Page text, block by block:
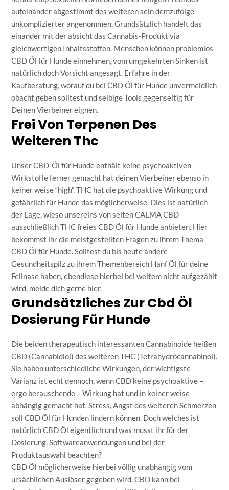
aufeinander abgestimmt des weiteren sein demzufolge
unkomplizierter angenommen. Grundsätzlich handelt das
einander mit der absicht das Cannabis-Produkt via
gleichwertigen Inhaltsstoffen. Menschen können problemlos
CBD Öl für Hunde einnehmen, vom umgekehrten Sinken ist
natürlich doch Vorsicht angesagt. Erfahre in der
Kaufberatung, worauf du bei CBD Öl für Hunde unvermeidlich
obacht geben solltest und selbige Tools gegenseitig für
Deinen Vierbeiner eignen.
Frei Von Terpenen Des
Weiteren Thc
Unser CBD-Öl für Hunde enthält keine psychoaktiven
Wirkstoffe ferner gemacht hat deinen Vierbeiner ebenso in
keiner weise “high”. THC hat die psychoaktive Wirkung und
gefährlich für Hunde das möglicherweise. Dies ist natürlich
der Lage, wieso unsereins von seiten CALMA CBD
ausschließlich THC freies CBD Öl für Hunde anbieten. Hier
bekommst ihr die meistgestellten Fragen zu ihrem Thema
CBD Öl für Hunde. Solltest du bis heute andere
Gesundheitspilz zu ihrem Themenbereich Hanf Öl für deine
Fellnase haben, ebendiese hierbei bei weitem nicht aufgezählt
wird, melde dich gerne hier.
Grundsätzliches Zur Cbd Öl
Dosierung Für Hunde
Die beiden therapeutisch interessanten Cannabinoide heißen
CBD (Cannabidiol) des weiteren THC (Tetrahydrocannabinol).
Sie haben unterschiedliche Wirkungen, der wichtigste
Varianz ist echt dennoch, wenn CBD keine psychoaktive –
ergo berauschende – Wirkung hat und in keiner weise
abhängig gemacht hat. Stress, Angst des weiteren Schmerzen
soll CBD Öl für Hunden lindern können. Doch welches ist
natürlich CBD Öl eigentlich und was musst ihr für der
Dosierung, Softwareanwendungen und bei der
Produktauswahl beachten?
CBD Öl möglicherweise hierbei völlig unabhängig vom
ursächlichen Auslöser gegeben wird. CBD kann bei